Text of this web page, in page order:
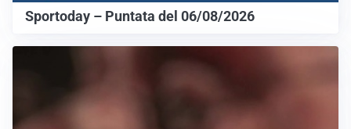
Sportoday – Puntata del 06/08/2026